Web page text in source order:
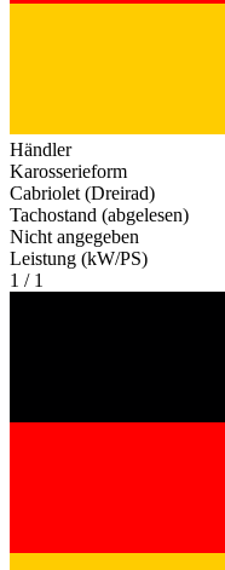
Händler
Karosserieform
Cabriolet (Dreirad)
Tachostand (abgelesen)
Nicht angegeben
Leistung (kW/PS)
1 / 1